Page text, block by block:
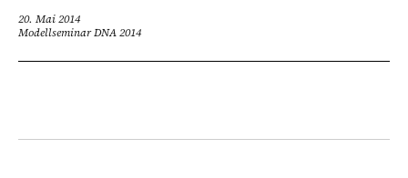
20. Mai 2014
Modellseminar DNA 2014